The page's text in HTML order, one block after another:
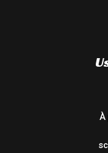
À